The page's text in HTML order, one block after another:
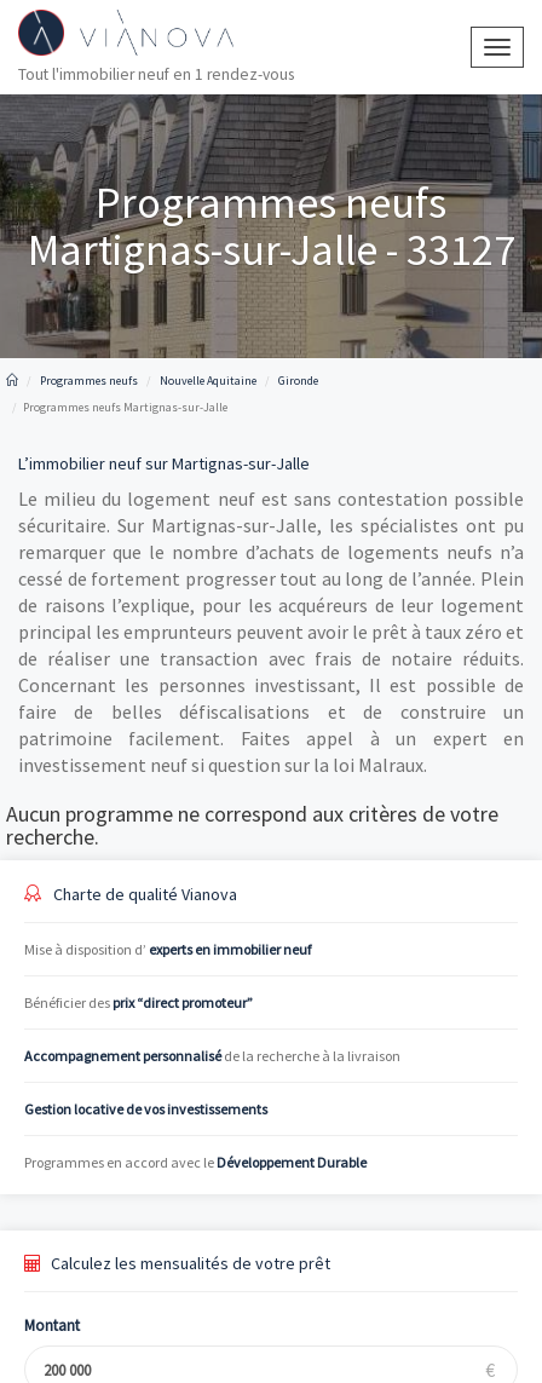
Tout l'immobilier neuf en 1 rendez-vous
Programmes neufs
Martignas-sur-Jalle - 33127
Programmes neufs Nouvelle Aquitaine
Gironde
Programmes neufs Martignas-sur-Jalle
L’immobilier neuf sur Martignas-sur-Jalle
Le milieu du logement neuf est sans contestation possible
sécuritaire. Sur Martignas-sur-Jalle, les spécialistes ont pu
remarquer que le nombre d’achats de logements neufs n’a
cessé de fortement progresser tout au long de l’année. Plein
de raisons l’explique, pour les acquéreurs de leur logement
principal les emprunteurs peuvent avoir le prêt à taux zéro et
de réaliser une transaction avec frais de notaire réduits.
Concernant les personnes investissant, Il est possible de
faire de belles défiscalisations et de construire un
patrimoine facilement. Faites appel à un expert en
investissement neuf si question sur la loi Malraux.
Aucun programme ne correspond aux critères de votre
recherche.
Charte de qualité Vianova
Mise à disposition d’ experts en immobilier neuf
Bénéficier des prix “direct promoteur”
Accompagnement personnaliséde la recherche à la livraison
Gestion locative de vos investissements
Programmes en accord avec le Développement Durable
Calculez les mensualités de votre prêt
Montant
€